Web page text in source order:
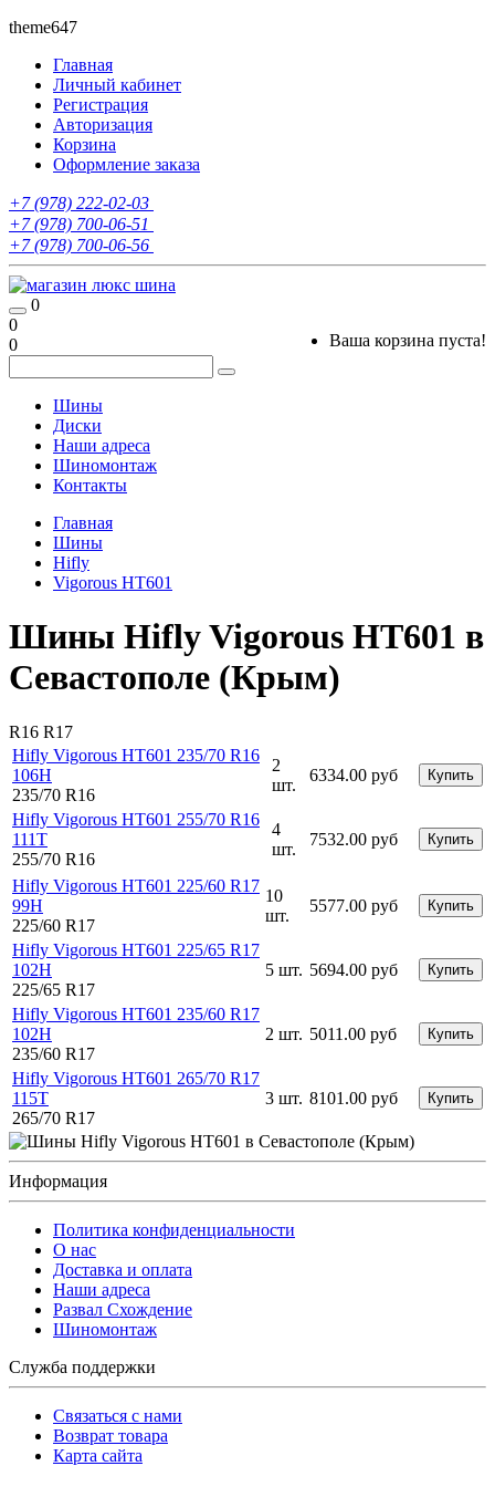
theme647
Главная
Личный кабинет
Регистрация
Авторизация
Корзина
Оформление заказа
+7 (978) 222-02-03
+7 (978) 700-06-51
+7 (978) 700-06-56
0
Ваша корзина пуста!
0
0
Шины
Диски
Наши адреса
Шиномонтаж
Контакты
Главная
Шины
Hifly
Vigorous HT601
Шины Hifly Vigorous HT601 в
Севастополе (Крым)
R16 R17
Hifly Vigorous HT601 235/70 R16
106H
235/70 R16
2
шт.
6334.00 руб Купить
Hifly Vigorous HT601 255/70 R16
111T
255/70 R16
4
шт.
7532.00 руб Купить
Hifly Vigorous HT601 225/60 R17
99H
225/60 R17
10
шт.
5577.00 руб Купить
Hifly Vigorous HT601 225/65 R17
102H
225/65 R17
5 шт. 5694.00 руб Купить
Hifly Vigorous HT601 235/60 R17
102H
235/60 R17
2 шт. 5011.00 руб Купить
Hifly Vigorous HT601 265/70 R17
115T
265/70 R17
3 шт. 8101.00 руб Купить
Информация
Политика конфиденциальности
O нас
Доставка и оплата
Наши адреса
Развал Схождение
Шиномонтаж
Служба поддержки
Связаться с нами
Возврат товара
Карта сайта